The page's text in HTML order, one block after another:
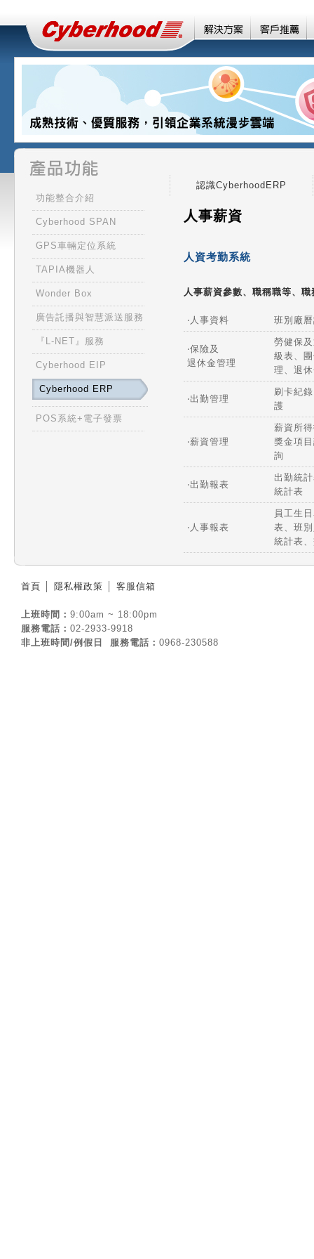
功能整合介紹
Cyberhood SPAN
GPS車輛定位系統
TAPIA機器人
Wonder Box
廣告託播與智慧派送服務
『L-NET』服務
Cyberhood EIP
Cyberhood ERP
POS系統+電子發票
認識CyberhoodERP
人事薪資
人資考勤系統
人事薪資參數、職稱職等、
‧人事資料 班別廠
‧保險及
退休金管理
勞健保
級表、
理、退
‧出勤管理
刷卡紀
護
‧薪資管理
薪資所
獎金項
詢
‧出勤報表
出勤統
統計表
‧人事報表
員工生
表、班
統計表
首頁 隱私權政策 客服信箱
上班時間： 9:00am ~ 18:00pm
服務電話： 02-2933-9918
非上班時間/例假日
服務電話： 0968-230588